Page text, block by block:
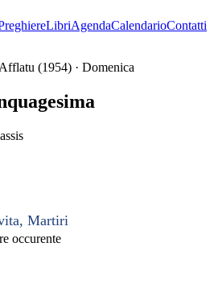
LibriAgendaCalendarioContatti
(1954) · Domenica
Martiri
occurente